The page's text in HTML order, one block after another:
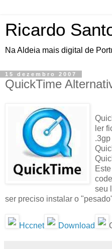
Ricardo
Na Aldeia mais digital de
15 dezembro 2007
QuickTime
ler
seu
ser preciso instalar o
Hccnet Download